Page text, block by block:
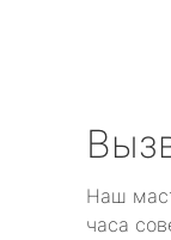
Наш
часа